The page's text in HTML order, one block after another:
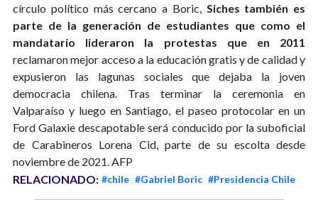
círculo político más cercano a Boric, Siches también es
parte de la generación de estudiantes que como el
mandatario lideraron la protestas que en 2011
reclamaron mejor acceso a la educación gratis y de calidad y
expusieron las lagunas sociales que dejaba la joven
democracia chilena. Tras terminar la ceremonia en
Valparaíso y luego en Santiago, el paseo protocolar en un
Ford Galaxie descapotable será conducido por la suboficial
de Carabineros Lorena Cid, parte de su escolta desde
noviembre de 2021. AFP
RELACIONADO: #chile #Gabriel Boric #Presidencia Chile